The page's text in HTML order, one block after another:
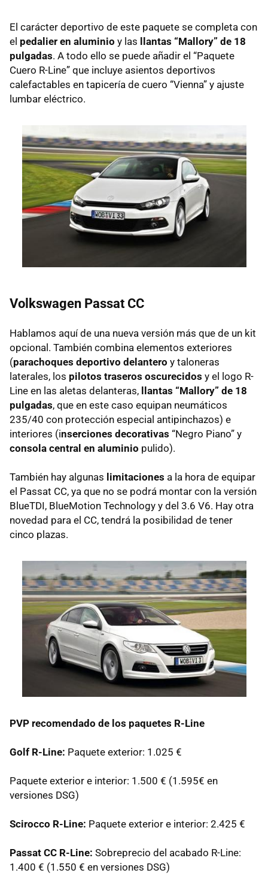
El carácter deportivo de este paquete se completa con
el pedalier en aluminio y las llantas “Mallory” de 18
pulgadas. A todo ello se puede añadir el “Paquete
Cuero R-Line” que incluye asientos deportivos
calefactables en tapicería de cuero “Vienna” y ajuste
lumbar eléctrico.
Volkswagen Passat CC
Hablamos aquí de una nueva versión más que de un kit
opcional. También combina elementos exteriores
(parachoques deportivo delantero y taloneras
laterales, los pilotos traseros oscurecidos y el logo R-
Line en las aletas delanteras, llantas “Mallory” de 18
pulgadas, que en este caso equipan neumáticos
235/40 con protección especial antipinchazos) e
interiores (inserciones decorativas “Negro Piano” y
consola central en aluminio pulido).
También hay algunas limitaciones a la hora de equipar
el Passat CC, ya que no se podrá montar con la versión
BlueTDI, BlueMotion Technology y del 3.6 V6. Hay otra
novedad para el CC, tendrá la posibilidad de tener
cinco plazas.
PVP recomendado de los paquetes R-Line
Golf R-Line: Paquete exterior: 1.025 €
Paquete exterior e interior: 1.500 € (1.595€ en
versiones DSG)
Scirocco R-Line: Paquete exterior e interior: 2.425 €
Passat CC R-Line: Sobreprecio del acabado R-Line:
1.400 € (1.550 € en versiones DSG)